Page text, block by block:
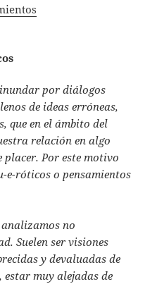
inundar por diálogos
de ideas erróneas,
que en el ámbito del
relación en algo
Por este motivo
e-róticos o pensamientos
no
Suelen ser visiones
y devaluadas de
muy alejadas de